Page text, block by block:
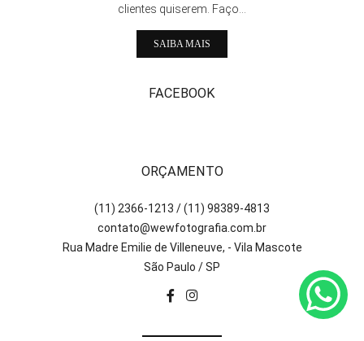
clientes quiserem. Faço...
SAIBA MAIS
FACEBOOK
ORÇAMENTO
(11) 2366-1213 / (11) 98389-4813
contato@wewfotografia.com.br
Rua Madre Emilie de Villeneuve, - Vila Mascote
São Paulo / SP